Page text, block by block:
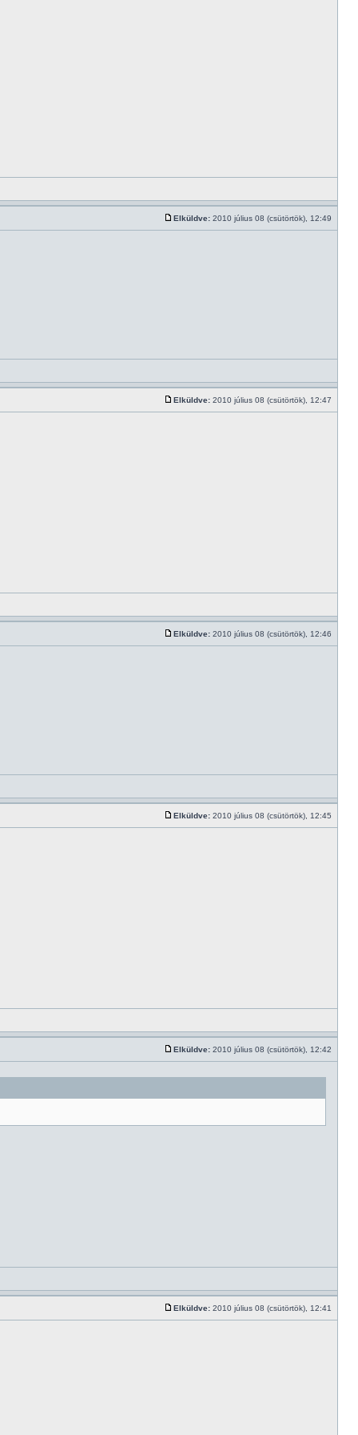
Elküldve: 2010 július 08 (csütörtök), 12:49
Elküldve: 2010 július 08 (csütörtök), 12:47
Elküldve: 2010 július 08 (csütörtök), 12:46
Elküldve: 2010 július 08 (csütörtök), 12:45
Elküldve: 2010 július 08 (csütörtök), 12:42
Elküldve: 2010 július 08 (csütörtök), 12:41